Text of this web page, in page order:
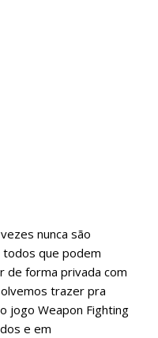
nunca são
que podem
de forma privada com
trazer pra
jogo Weapon Fighting
e em